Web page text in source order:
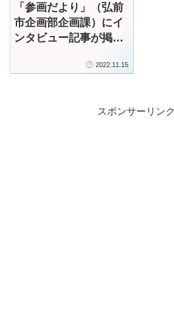
「参画だより」（弘前
市企画部企画課）にイ
ンタビュー記事が掲載
2022.11.15
スポンサーリンク